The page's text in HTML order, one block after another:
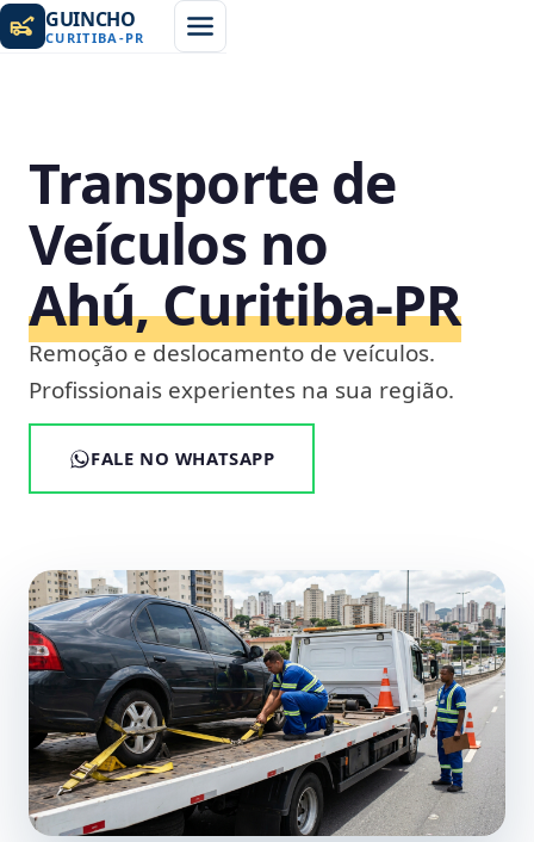
GUINCHO
CURITIBA -PR
Transporte de
Veículos no
Ahú, Curitiba‑PR
Remoção e deslocamento de veículos.
Profissionais experientes na sua região.
FALE NO WHATSAPP